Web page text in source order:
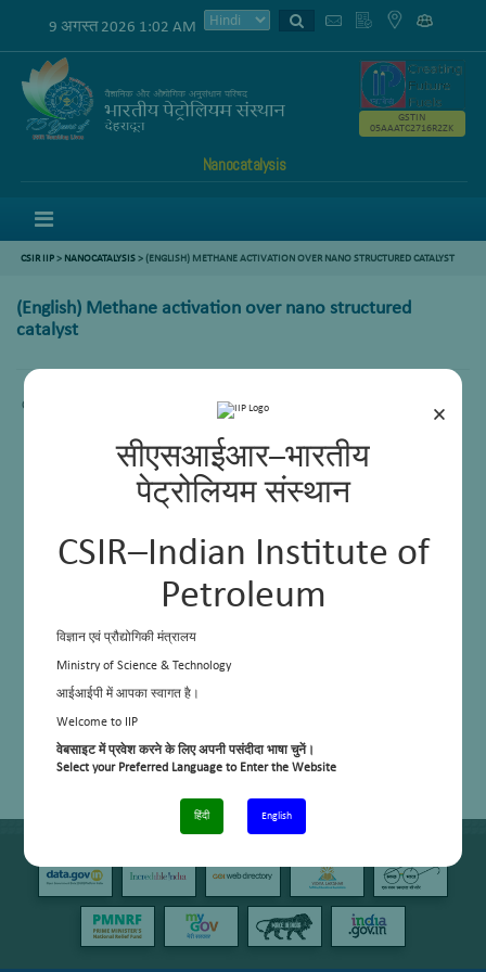
×
सीएसआईआर–भारतीय
पेट्रोलियम संस्थान
CSIR–Indian Institute of
Petroleum
विज्ञान एवं प्रौद्योगिकी मंत्रालय
Ministry of Science & Technology
आईआईपी में आपका स्वागत है।
Welcome to IIP
वेबसाइट में प्रवेश करने के लिए अपनी पसंदीदा भाषा चुनें।
Select your Preferred Language to Enter the Website
हिंदी English
9 अगस्त 2026 1:02 AM
Nanocatalysis
GSTIN
05AAATC2716R2ZK
CSIR IIP> NANOCATALYSIS> (ENGLISH) METHANE ACTIVATION OVER NANO STRUCTURED CATALYST
(English) Methane activation over nano structured
catalyst
Content not available.